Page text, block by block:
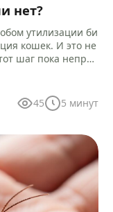
нет?
утилизации би
кошек. И это не
шаг пока непри
45 5 минут